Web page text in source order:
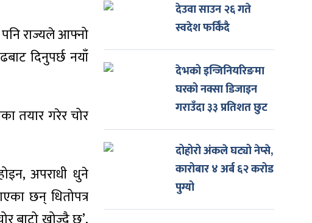
राज्यले आफ्नो
दिनुपर्छ नयाँ
तयार गरेर चोर
अपराधी धुने
छन् धितोपत्र
देउवा साउन २६ गते
स्वदेश फर्किँदै
देभको इन्जिनियरिङमा
घरको नक्सा डिजाइन
गराउँदा ३३ प्रतिशत छुट
दोहोरो अंकले घट्यो नेप्से,
कारोबार ४ अर्ब ६२ करोड
पुग्यो